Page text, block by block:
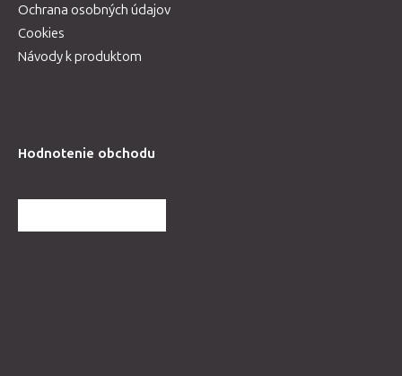
Ochrana osobných údajov
Cookies
Návody k produktom
Hodnotenie obchodu